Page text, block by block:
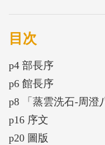
目次
p4 部長序
p6 館長序
p8 「蒸雲洗石-周澄
p16 序文
p20 圖版